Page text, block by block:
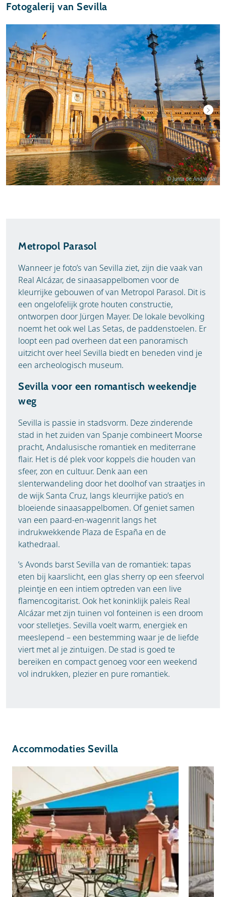
Fotogalerij van Sevilla
© Junta de Andalucía
Metropol Parasol
Wanneer je foto’s van Sevilla ziet, zijn die vaak van
Real Alcázar, de sinaasappelbomen voor de
kleurrijke gebouwen of van Metropol Parasol. Dit is
een ongelofelijk grote houten constructie,
ontworpen door Jürgen Mayer. De lokale bevolking
noemt het ook wel Las Setas, de paddenstoelen. Er
loopt een pad overheen dat een panoramisch
uitzicht over heel Sevilla biedt en beneden vind je
een archeologisch museum.
Sevilla voor een romantisch weekendje
weg
Sevilla is passie in stadsvorm. Deze zinderende
stad in het zuiden van Spanje combineert Moorse
pracht, Andalusische romantiek en mediterrane
flair. Het is dé plek voor koppels die houden van
sfeer, zon en cultuur. Denk aan een
slenterwandeling door het doolhof van straatjes in
de wijk Santa Cruz, langs kleurrijke patio’s en
bloeiende sinaasappelbomen. Of geniet samen
van een paard-en-wagenrit langs het
indrukwekkende Plaza de España en de
kathedraal.
’s Avonds barst Sevilla van de romantiek: tapas
eten bij kaarslicht, een glas sherry op een sfeervol
pleintje en een intiem optreden van een live
flamencogitarist. Ook het koninklijk paleis Real
Alcázar met zijn tuinen vol fonteinen is een droom
voor stelletjes. Sevilla voelt warm, energiek en
meeslepend – een bestemming waar je de liefde
viert met al je zintuigen. De stad is goed te
bereiken en compact genoeg voor een weekend
vol indrukken, plezier en pure romantiek.
Accommodaties Sevilla